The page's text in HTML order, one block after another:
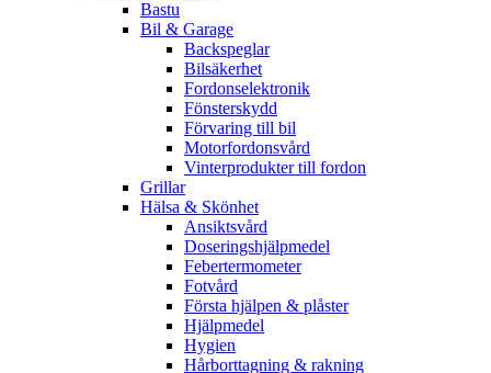
Bastu
Bil & Garage
Backspeglar
Bilsäkerhet
Fordonselektronik
Fönsterskydd
Förvaring till bil
Motorfordonsvård
Vinterprodukter till fordon
Grillar
Hälsa & Skönhet
Ansiktsvård
Doseringshjälpmedel
Febertermometer
Fotvård
Första hjälpen & plåster
Hjälpmedel
Hygien
Hårborttagning & rakning